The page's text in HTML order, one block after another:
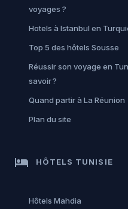
voyages ?
Hotels à Istanbul en
Top 5 des hôtels Sousse
Réussir son voyage en
savoir ?
Quand partir à La Réunion
Plan du site
hotel HÔTELS TUNISIE
Hôtels Mahdia